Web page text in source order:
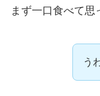
まず一口食べて思
う